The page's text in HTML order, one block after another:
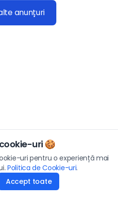
anunțuri
uri 🍪
uri pentru o experiență mai
Politica de Cookie-uri.
Accept toate